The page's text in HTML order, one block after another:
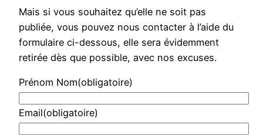
Mais si vous souhaitez qu’elle ne soit pas
publiée, vous pouvez nous contacter à l’aide du
formulaire ci-dessous, elle sera évidemment
retirée dès que possible, avec nos excuses.
Prénom Nom(obligatoire)
Email(obligatoire)